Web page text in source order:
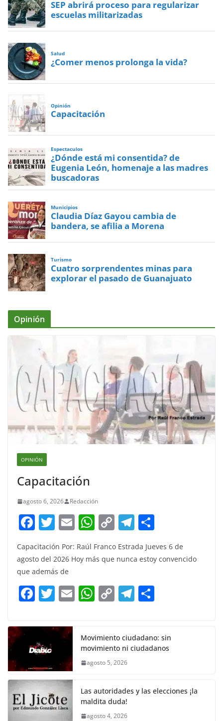
SEP abrirá proceso para regularizar
escuelas militarizadas
Salud
¿Comer menos prolonga la vida?
Opinión
Capacitación
Espectaculos
¿Dónde está mi consentida? de
Eugenia León, homenaje a las madres
buscadoras
Municipios
Claudia Díaz Gayou cambia de
bandera, se afilia a Morena
Turismo
Cuatro sorprendentes minas para
explorar el pasado de Guanajuato
Opinión
OPINIÓN
Capacitación
agosto 6, 2026 Redacción
F
a
c
e
b
o
k
T
itt
er
E
m
ai
W
at
A
p
C
p
Li
n
T
el
e
a
m
ar
e
Capacitación Por: Raúl Franco Estrada Jueves 6 de
agosto del 2026 Hoy más que nunca estoy convencido
que además de
F
c
e
b
o
o
k
T
itt
er
E W
s
A
p
C
y
Li
k
T
gr
a
e
Movimiento ciudadano: sin
movimiento ni ciudadanos
agosto 5, 2026
Las autoridades y las elecciones ¡la
maldita duda!
agosto 4, 2026